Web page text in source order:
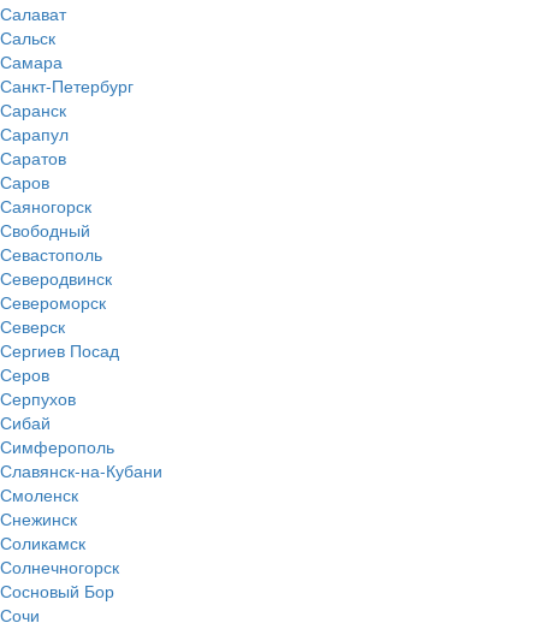
Салават
Сальск
Самара
Санкт-Петербург
Саранск
Сарапул
Саратов
Саров
Саяногорск
Свободный
Севастополь
Северодвинск
Североморск
Северск
Сергиев Посад
Серов
Серпухов
Сибай
Симферополь
Славянск-на-Кубани
Смоленск
Снежинск
Соликамск
Солнечногорск
Сосновый Бор
Сочи